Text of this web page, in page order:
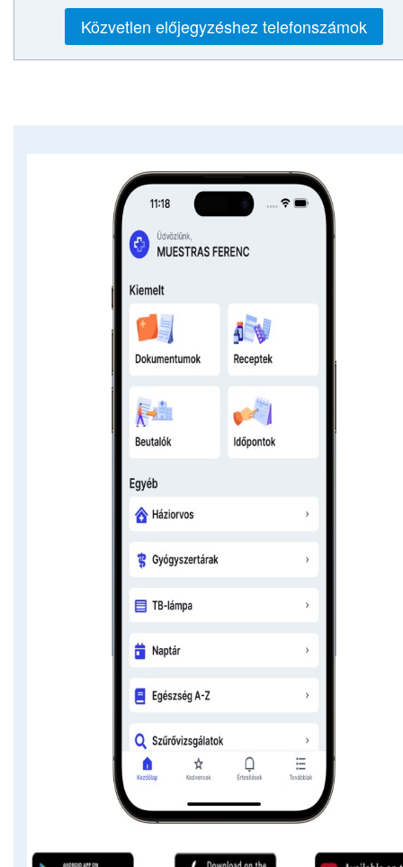
Közvetlen előjegyzéshez telefonszámok